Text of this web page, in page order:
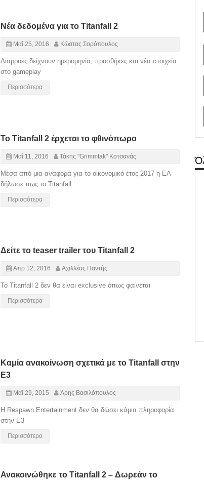
Νέα δεδομένα για το Titanfall 2
Μαΐ 25, 2016 Κώστας Σορόπουλος
Διαρροές δείχνουν ημερομηνία, προσθήκες και νέα στοιχεία
στο gameplay
Περισσότερα
Το Titanfall 2 έρχεται το φθινόπωρο
Μαΐ 11, 2016 Τάκης "Grimmtak" Κοτσανάς
Μέσα από μια αναφορά για το οικονομικό έτος 2017 η EA
δήλωσε πως το Titanfall
Περισσότερα
Δείτε το teaser trailer του Titanfall 2
Απρ 12, 2016 Αχιλλέας Παντής
Το Titanfall 2 δεν θα είναι exclusive όπως φαίνεται
Περισσότερα
Καμία ανακοίνωση σχετικά με το Titanfall στην
E3
Μαΐ 29, 2015 Άρης Βασιλόπουλος
Η Respawn Entertainment δεν θα δώσει κάμια πληροφορία
στην E3
Περισσότερα
Ανακοινώθηκε το Titanfall 2 – Δωρεάν το